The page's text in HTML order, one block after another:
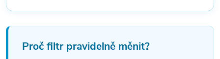
Proč filtr pravidelně měnit?